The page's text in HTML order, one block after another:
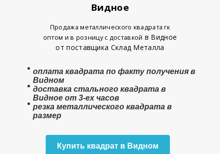
Видное
Продажа металлического квадрата гк
оптом и в розницу с доставкой в Видное
от поставщика Склад Металла
оплата квадрата по факту получения в
Видном
доставка стального квадрата в
Видное от 3-ех часов
резка металлического квадрата в
размер
Купить квадрат в Видном